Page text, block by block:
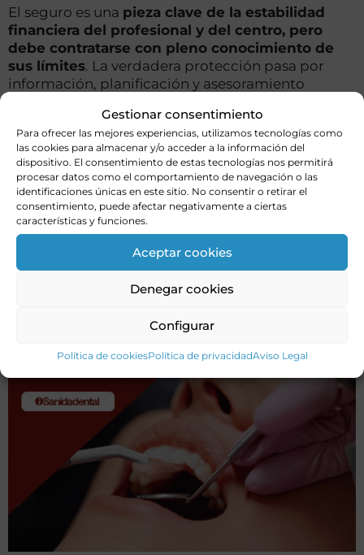
Gestionar consentimiento
Para ofrecer las mejores experiencias, utilizamos tecnologías como
las cookies para almacenar y/o acceder a la información del
dispositivo. El consentimiento de estas tecnologías nos permitirá
procesar datos como el comportamiento de navegación o las
identificaciones únicas en este sitio. No consentir o retirar el
consentimiento, puede afectar negativamente a ciertas
características y funciones.
Aceptar cookies
Denegar cookies
Configurar
Política de cookiesPolítica de privacidadAviso Legal
El seguro es una pieza clave de la estabilidad
financiera del profesional y del centro, pero
debe contratarse con pleno conocimiento de
sus límites. La verdadera protección pasa por
información, planificación y asesoramiento
y económico actual exige coberturas más altas,
aunque también más costosas.
ACTUALIDAD , D1 , JUSTICIA , NEGLIGENCIAS